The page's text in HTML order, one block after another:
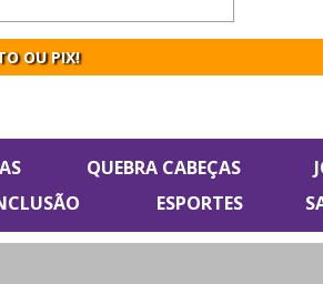
OU PIX!
QUEBRA CABEÇAS
ESPORTES